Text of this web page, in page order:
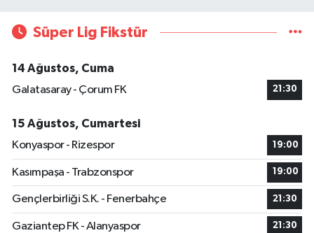
Süper Lig Fikstür
14 Ağustos, Cuma
Galatasaray - Çorum FK
21:30
15 Ağustos, Cumartesi
Konyaspor - Rizespor
19:00
Kasımpaşa - Trabzonspor 19:00
Gençlerbirliği S.K. - Fenerbahçe 21:30
Gaziantep FK - Alanyaspor 21:30